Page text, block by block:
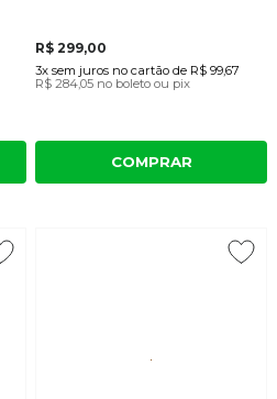
R$ 299,00
3x sem juros no cartão de R$ 99,67
R$ 284,05 no boleto ou pix
COMPRAR